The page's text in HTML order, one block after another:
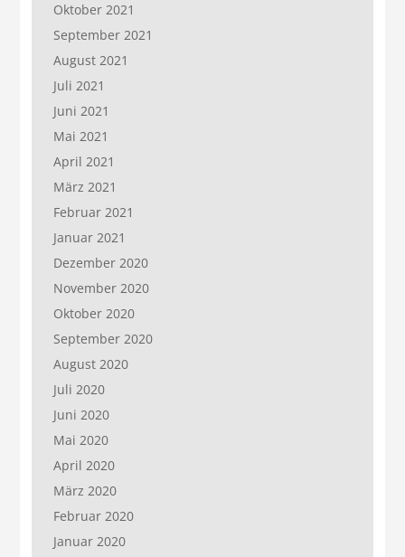
Oktober 2021
September 2021
August 2021
Juli 2021
Juni 2021
Mai 2021
April 2021
März 2021
Februar 2021
Januar 2021
Dezember 2020
November 2020
Oktober 2020
September 2020
August 2020
Juli 2020
Juni 2020
Mai 2020
April 2020
März 2020
Februar 2020
Januar 2020